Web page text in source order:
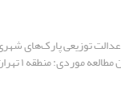
توزیعی پارک‌های
موردی: منطقه ۱ تهران